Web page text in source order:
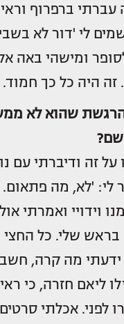
עברתי ברפרוף
לי 'דור לא
ומישהי באה
זה היה כל כך חמוד.
שהוא לא
שם?
על זה ודיברתי עם
לי: 'לא, מה
וידויי ואמרתי
בראש שלי. כל
ידעתי מה קרה,
ליאם חזרה, כי
לפני. אכלתי